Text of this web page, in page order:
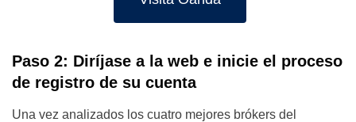
Paso 2: Diríjase a la web e inicie el proceso
de registro de su cuenta
Una vez analizados los cuatro mejores brókers del